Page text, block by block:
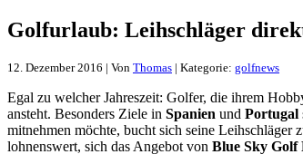
Golfurlaub: Leihschläger
12. Dezember 2016 | Von Thomas | Kategorie: golfnews
Egal zu welcher Jahreszeit: Golfer, die ihrem
ansteht. Besonders Ziele in Spanien und Portugal
mitnehmen möchte, bucht sich seine
lohnenswert, sich das Angebot von Blue Sky Golf